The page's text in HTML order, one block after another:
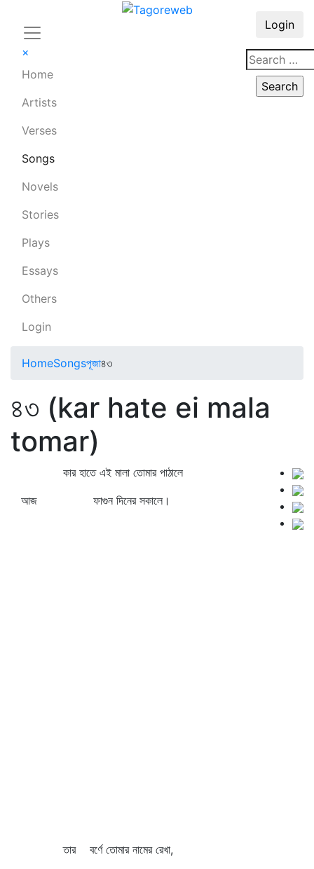
×
Home
Artists
Verses
Songs
Novels
Stories
Plays
Essays
Others
Login
Login
HomeSongsপূজা৪৩
৪৩ (kar hate ei mala
tomar)
কার হাতে এই মালা তোমার পাঠালে
আজ ফাগুন দিনের সকালে।
তার বর্ণে তোমার নামের রেখা,